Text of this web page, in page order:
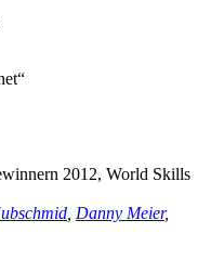
2012, World Skills
Danny Meier,